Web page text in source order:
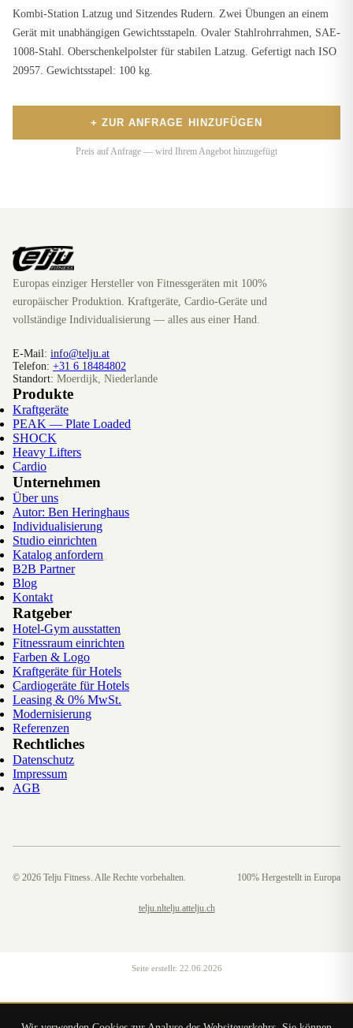
Kombi-Station Latzug und Sitzendes Rudern. Zwei Übungen an einem
Gerät mit unabhängigen Gewichtsstapeln. Ovaler Stahlrohrrahmen, SAE-
1008-Stahl. Oberschenkelpolster für stabilen Latzug. Gefertigt nach ISO
20957. Gewichtsstapel: 100 kg.
+ ZUR ANFRAGE HINZUFÜGEN
Preis auf Anfrage — wird Ihrem Angebot hinzugefügt
Europas einziger Hersteller von Fitnessgeräten mit 100%
europäischer Produktion. Kraftgeräte, Cardio-Geräte und
vollständige Individualisierung — alles aus einer Hand.
E-Mail: info@telju.at
Telefon: +31 6 18484802
Standort: Moerdijk, Niederlande
Produkte
Kraftgeräte
PEAK — Plate Loaded
SHOCK
Heavy Lifters
Cardio
Unternehmen
Über uns
Autor: Ben Heringhaus
Individualisierung
Studio einrichten
Katalog anfordern
B2B Partner
Blog
Kontakt
Ratgeber
Hotel-Gym ausstatten
Fitnessraum einrichten
Farben & Logo
Kraftgeräte für Hotels
Cardiogeräte für Hotels
Leasing & 0% MwSt.
Modernisierung
Referenzen
Rechtliches
Datenschutz
Impressum
AGB
© 2026 Telju Fitness. Alle Rechte vorbehalten. 100% Hergestellt in Europa
telju.nltelju.attelju.ch
Seite erstellt: 22.06.2026